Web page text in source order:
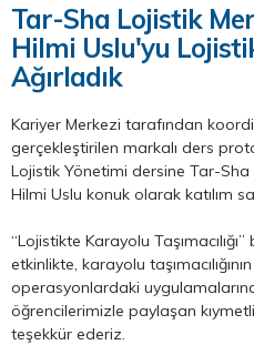
Tar-Sha Lojistik
Hilmi Uslu'yu
Ağırladık
Kariyer Merkezi tarafından
gerçekleştirilen markalı ders
Lojistik Yönetimi dersine Tar-Sha
Hilmi Uslu konuk olarak katılım
“Lojistikte Karayolu
etkinlikte, karayolu
operasyonlardaki
öğrencilerimizle paylaşan
teşekkür ederiz.